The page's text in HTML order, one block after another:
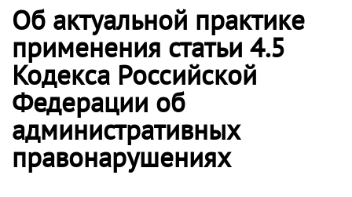
Об актуальной практике
применения статьи 4.5
Кодекса Российской
Федерации об
административных
правонарушениях